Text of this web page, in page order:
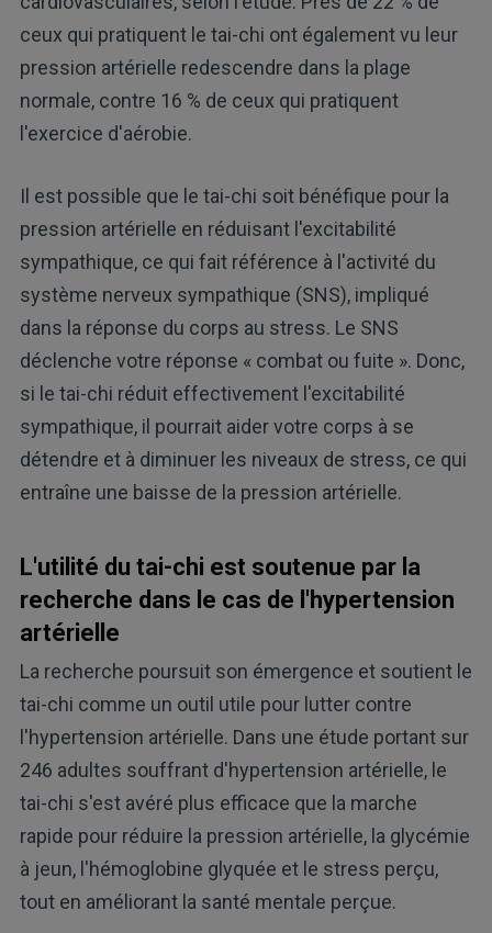
ceux qui pratiquent le tai-chi ont également vu leur
pression artérielle redescendre dans la plage
normale, contre 16 % de ceux qui pratiquent
l'exercice d'aérobie.
Il est possible que le tai-chi soit bénéfique pour la
pression artérielle en réduisant l'excitabilité
sympathique, ce qui fait référence à l'activité du
système nerveux sympathique (SNS), impliqué
dans la réponse du corps au stress. Le SNS
déclenche votre réponse « combat ou fuite ». Donc,
si le tai-chi réduit effectivement l'excitabilité
sympathique, il pourrait aider votre corps à se
détendre et à diminuer les niveaux de stress, ce qui
entraîne une baisse de la pression artérielle.
L'utilité du tai-chi est soutenue par la
recherche dans le cas de l'hypertension
artérielle
La recherche poursuit son émergence et soutient le
tai-chi comme un outil utile pour lutter contre
l'hypertension artérielle. Dans une étude portant sur
246 adultes souffrant d'hypertension artérielle, le
tai-chi s'est avéré plus efficace que la marche
rapide pour réduire la pression artérielle, la glycémie
à jeun, l'hémoglobine glyquée et le stress perçu,
tout en améliorant la santé mentale perçue.